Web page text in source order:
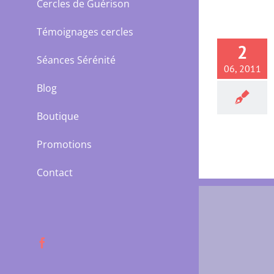
Cercles de Guérison
Témoignages cercles
Séances Sérénité
Blog
Boutique
Promotions
Contact
2
06, 2011